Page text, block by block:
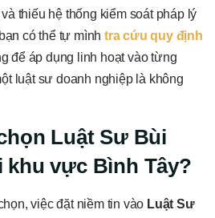
thiếu hệ thống kiểm soát pháp lý
có thể tự mìnhtra cứu quy định
để áp dụng linh hoạt vào từng
luật sư doanh nghiệp là không
Luật Sư Bùi
khu vực Bình Tây?
việc đặt niềm tin vào Luật Sư